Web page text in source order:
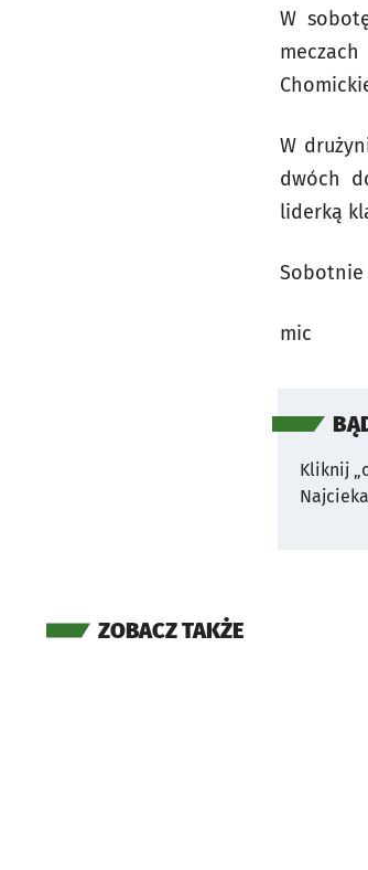
W
W
dwóch
liderką
Sobotnie
mic
Kliknij
ZOBACZ TAKŻE